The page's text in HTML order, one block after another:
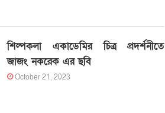
শিল্পকলা একাডেমির চিত্র প্রদর্শনীতে
জাজং নকরেক এর ছবি
October 21, 2023